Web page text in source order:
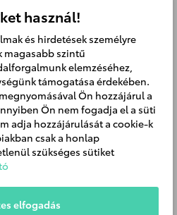
képzett műszaki hátteret biztosít,
teszi az autózást.
Szeretné kipróbálni a
vendégünk egy izgalmas
tárt ajtókkal várja az
ki a bonyolult biztosítási feltételek
ránk bízhatja hitel és
a biztosítás megkötéséről vagy
működne... Szervizünk
továbbképzett
diagnosztikai műszerekkel,
mind garanciális,
használ!
és hirdetések személyre
magasabb szintű
elemzéséhez,
támogatása érdekében.
Ön hozzájárul a
Ön nem fogadja el a süti
adja hozzájárulását a cookie-k
csak a honlap
szükséges sütiket
elfogadás